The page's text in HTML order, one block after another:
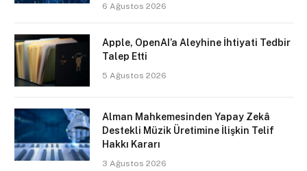
6 Ağustos 2026
Apple, OpenAI’a Aleyhine İhtiyati Tedbir
Talep Etti
5 Ağustos 2026
Alman Mahkemesinden Yapay Zekâ
Destekli Müzik Üretimine İlişkin Telif
Hakkı Kararı
3 Ağustos 2026